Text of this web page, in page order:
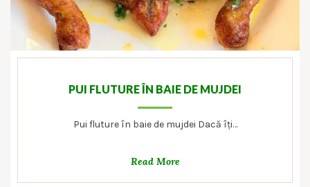
PUI FLUTURE ÎN BAIE DE MUJDEI
Pui fluture în baie de mujdei Dacă îți…
Read More